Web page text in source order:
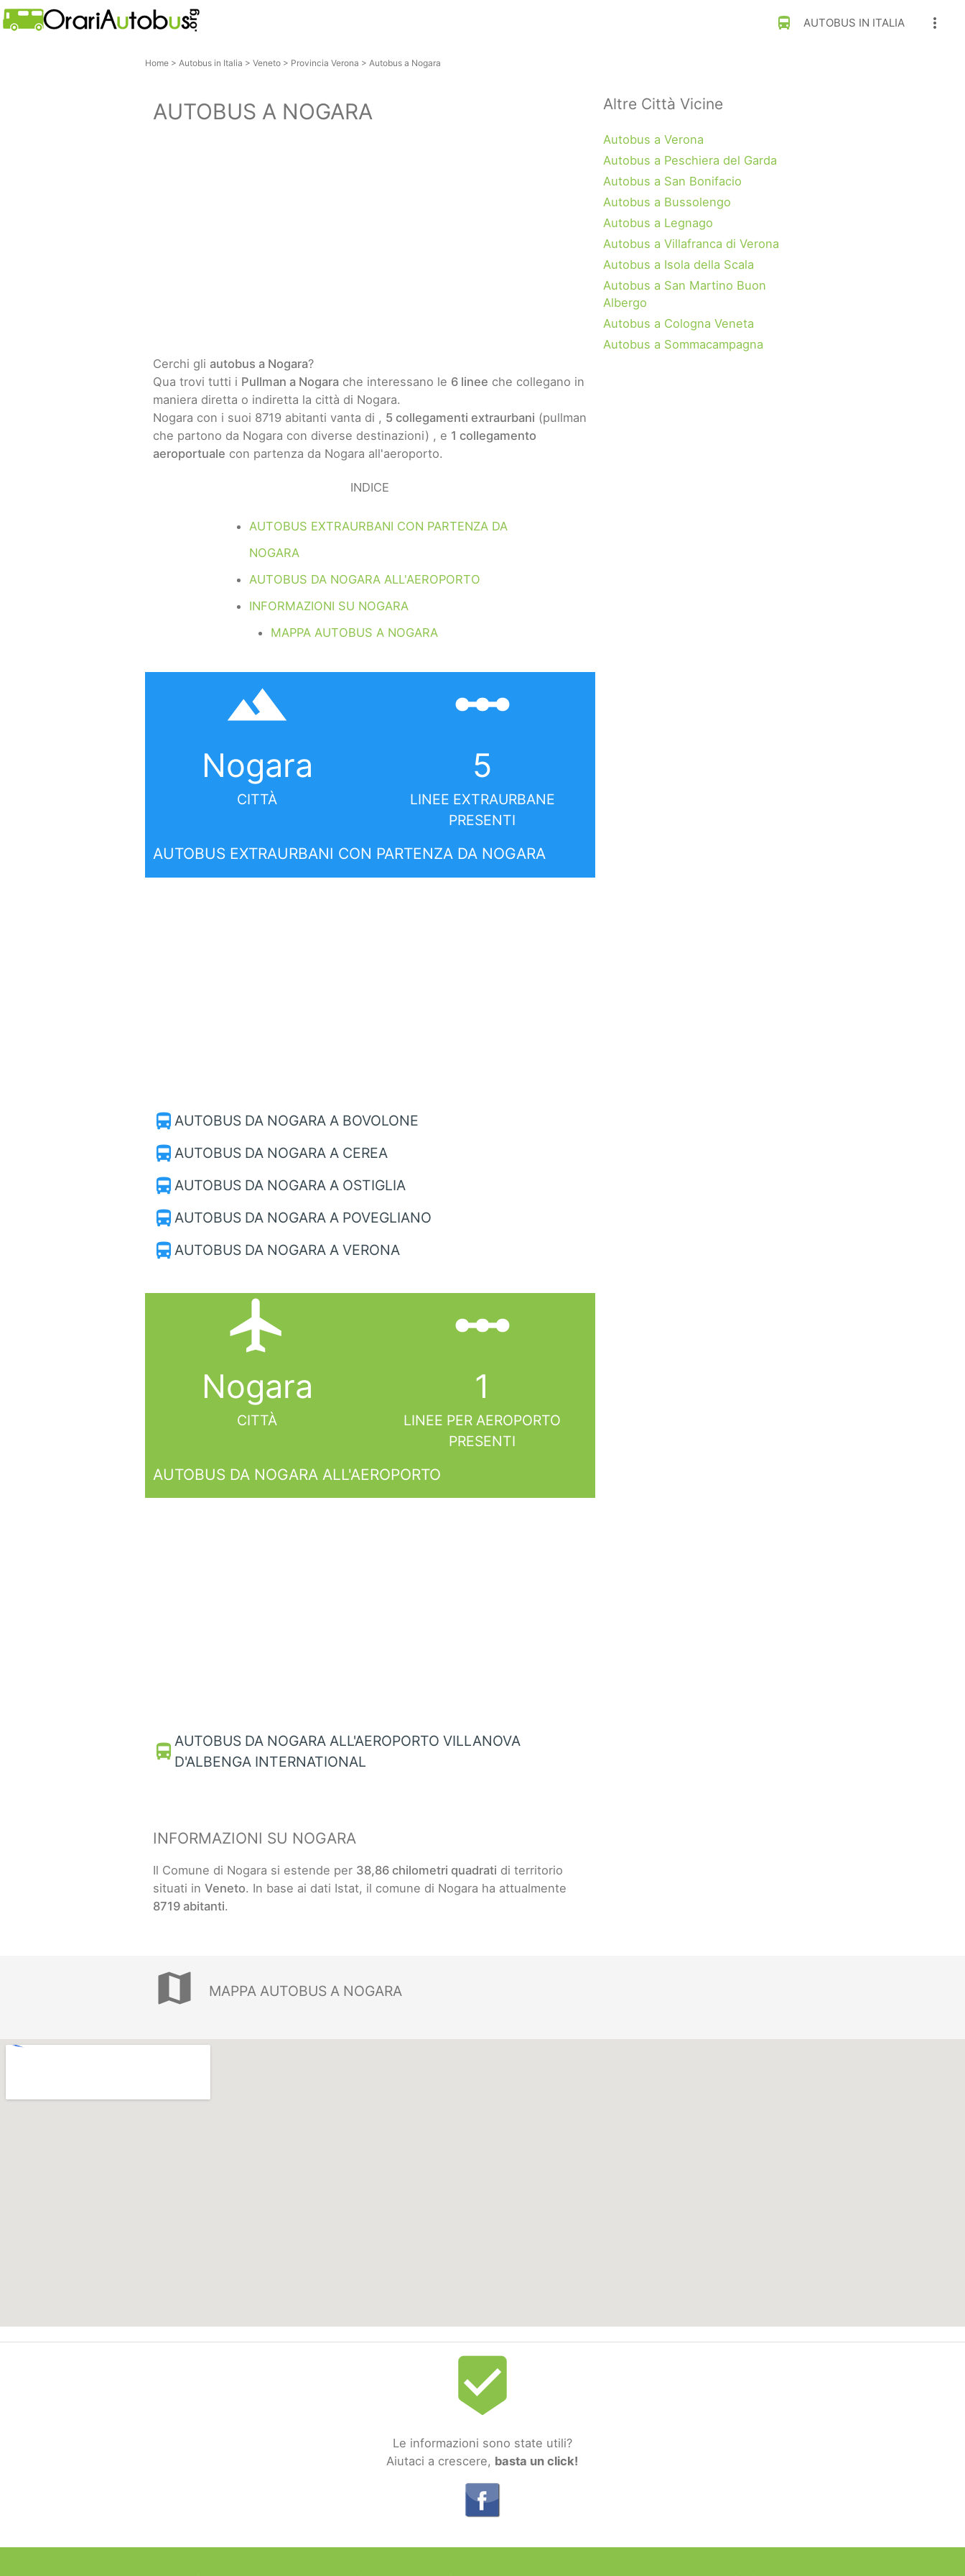
directions_bus AUTOBUS IN ITALIA more_vert
Home> Autobus in Italia > Veneto> Provincia Verona > Autobus a Nogara
AUTOBUS A NOGARA
Cerchi gli autobus a Nogara?
Qua trovi tutti i Pullman a Nogarache interessano le 6 linee che collegano in
maniera diretta o indiretta la città di Nogara.
Nogara con i suoi 8719 abitanti vanta di , 5 collegamenti extraurbani (pullman
che partono da Nogara con diverse destinazioni) , e 1 collegamento
aeroportuale con partenza da Nogara all'aeroporto.
INDICE
AUTOBUS EXTRAURBANI CON PARTENZA DA
NOGARA
AUTOBUS DA NOGARA ALL'AEROPORTO
INFORMAZIONI SU NOGARA
MAPPA AUTOBUS A NOGARA
filter_hdr
Nogara
CITTÀ
linear_scale
5
LINEE EXTRAURBANE
PRESENTI
AUTOBUS EXTRAURBANI CON PARTENZA DA NOGARA
directions_bus AUTOBUS DA NOGARA A BOVOLONE
directions_bus AUTOBUS DA NOGARA A CEREA
directions_bus AUTOBUS DA NOGARA A OSTIGLIA
directions_bus AUTOBUS DA NOGARA A POVEGLIANO
directions_bus AUTOBUS DA NOGARA A VERONA
local_airport
Nogara
CITTÀ
linear_scale
1
LINEE PER AEROPORTO
PRESENTI
AUTOBUS DA NOGARA ALL'AEROPORTO
directions_bus AUTOBUS DA NOGARA ALL'AEROPORTO VILLANOVA
D'ALBENGA INTERNATIONAL
INFORMAZIONI SU NOGARA
Il Comune di Nogara si estende per 38,86 chilometri quadrati di territorio
situati in Veneto. In base ai dati Istat, il comune di Nogara ha attualmente
8719 abitanti.
Altre Città Vicine
Autobus a Verona
Autobus a Peschiera del Garda
Autobus a San Bonifacio
Autobus a Bussolengo
Autobus a Legnago
Autobus a Villafranca di Verona
Autobus a Isola della Scala
Autobus a San Martino Buon
Albergo
Autobus a Cologna Veneta
Autobus a Sommacampagna
map MAPPA AUTOBUS A NOGARA
beenhere
Le informazioni sono state utili?
Aiutaci a crescere, basta un click!